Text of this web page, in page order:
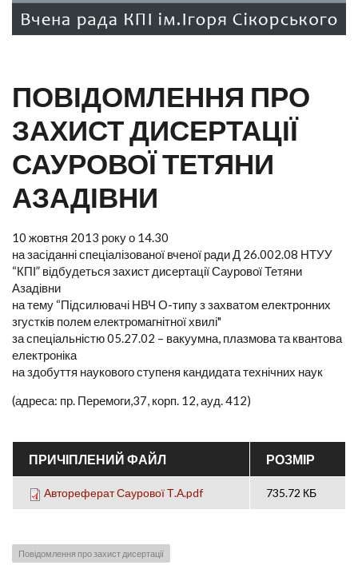
ПОВІДОМЛЕННЯ ПРО
ЗАХИСТ ДИСЕРТАЦІЇ
САУРОВОЇ ТЕТЯНИ
АЗАДІВНИ
10 жовтня 2013 року о 14.30
на засіданні спеціалізованої вченої ради Д 26.002.08 НТУУ
“КПІ” відбудеться захист дисертації Саурової Тетяни
Азадівни
на тему “Підсилювачі НВЧ О-типу з захватом електронних
згустків полем електромагнітної хвилі"
за спеціальністю 05.27.02 – вакуумна, плазмова та квантова
електроніка
на здобуття наукового ступеня кандидата технічних наук
(адреса: пр. Перемоги,37, корп. 12, ауд. 412)
ПРИЧІПЛЕНИЙ ФАЙЛ РОЗМІР
Автореферат Саурової Т.А.pdf 735.72 КБ
Повідомлення про захист дисертації